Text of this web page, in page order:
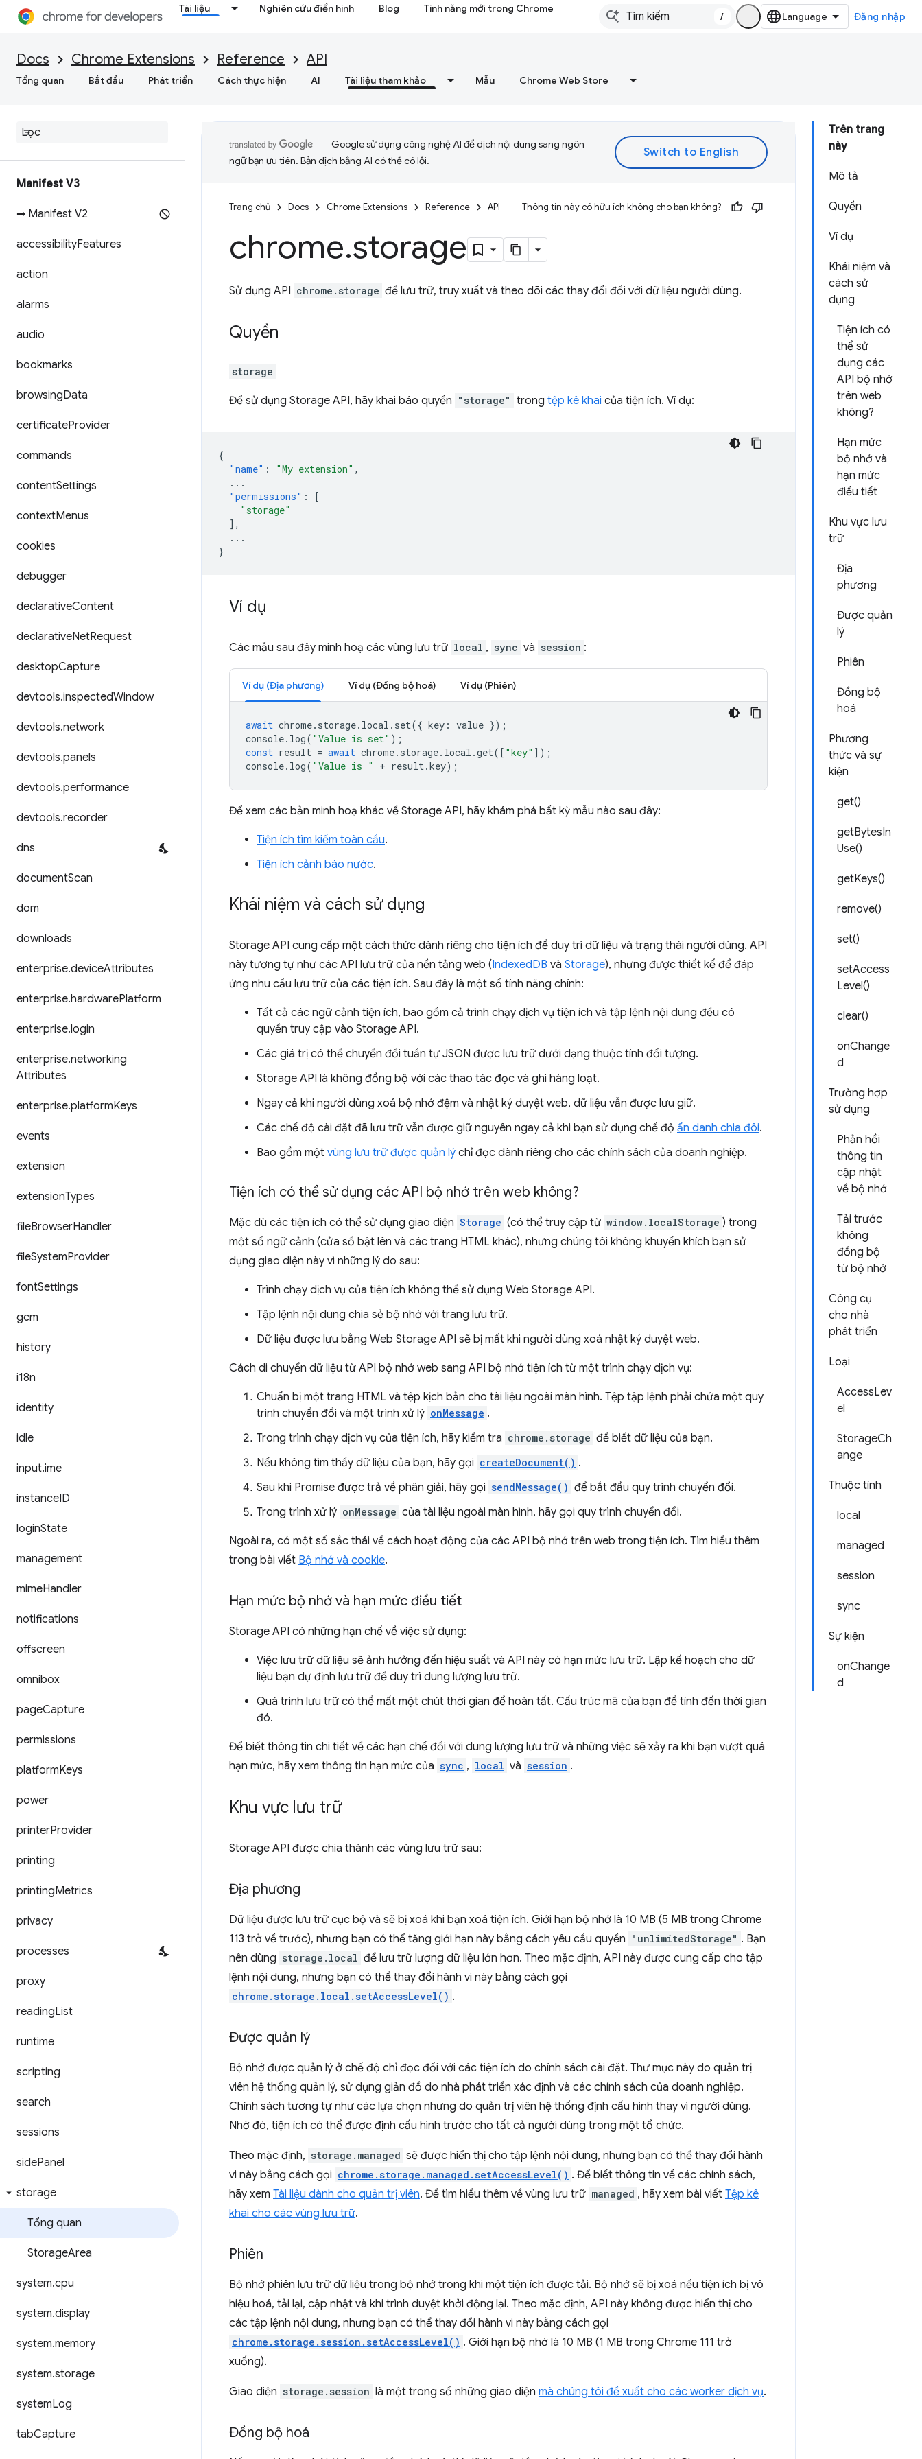
Tài liệu Nghiên cứu điển hình Blog Tính năng mới trong Chrome
/ Đăng nhập
Docs Chrome Extensions Reference API
Tổng quan Bắt đầu Phát triển Cách thực hiện AI Tài liệu tham khảo Mẫu Chrome Web Store
Manifest V3
➡ Manifest V2
accessibilityFeatures
action
alarms
audio
bookmarks
browsingData
certificateProvider
commands
contentSettings
contextMenus
cookies
debugger
declarativeContent
declarativeNetRequest
desktopCapture
devtools.inspectedWindow
devtools.network
devtools.panels
devtools.performance
devtools.recorder
dns
documentScan
dom
downloads
enterprise.deviceAttributes
enterprise.hardwarePlatform
enterprise.login
enterprise.networking
Attributes
enterprise.platformKeys
events
extension
extensionTypes
fileBrowserHandler
fileSystemProvider
fontSettings
gcm
history
i18n
identity
idle
input.ime
instanceID
loginState
management
mimeHandler
notifications
offscreen
omnibox
pageCapture
permissions
platformKeys
power
printerProvider
printing
printingMetrics
privacy
processes
proxy
readingList
runtime
scripting
search
sessions
sidePanel
storage
Tổng quan
StorageArea
system.cpu
system.display
system.memory
system.storage
systemLog
tabCapture
Trên trang
này
Mô tả
Quyền
Ví dụ
Khái niệm và
cách sử
dụng
Tiện ích có
thể sử
dụng các
API bộ nhớ
trên web
không?
Hạn mức
bộ nhớ và
hạn mức
điều tiết
Khu vực lưu
trữ
Địa
phương
Được quản
lý
Phiên
Đồng bộ
hoá
Phương
thức và sự
kiện
get()
getBytesIn
Use()
getKeys()
remove()
set()
setAccess
Level()
clear()
onChange
d
Trường hợp
sử dụng
Phản hồi
thông tin
cập nhật
về bộ nhớ
Tải trước
không
đồng bộ
từ bộ nhớ
Công cụ
cho nhà
phát triển
Loại
AccessLev
el
StorageCh
ange
Thuộc tính
local
managed
session
sync
Sự kiện
onChange
d
Google sử dụng công nghệ AI để dịch nội dung sang ngôn
ngữ bạn ưu tiên. Bản dịch bằng AI có thể có lỗi.
Trang chủ Docs Chrome Extensions Reference API Thông tin này có hữu ích không cho bạn không?
chrome.storage
Sử dụng API chrome.storage để lưu trữ, truy xuất và theo dõi các thay đổi đối với dữ liệu người dùng.
Quyền
storage
Để sử dụng Storage API, hãy khai báo quyền "storage" trong tệp kê khai của tiện ích. Ví dụ:
{
"name" : "My extension" ,
...
"permissions" :
[
"storage"
],
...
}
Ví dụ
Các mẫu sau đây minh hoạ các vùng lưu trữ local , sync và session :
Ví dụ (Địa phương) Ví dụ (Đồng bộ hoá) Ví dụ (Phiên)
await chrome. storage. local . set({ key : value });
console. log( "Value is set" );
const result = await chrome. storage. local .get([ "key" ]);
console. log( "Value is " + result.key);
Để xem các bản minh hoạ khác về Storage API, hãy khám phá bất kỳ mẫu nào sau đây:
Tiện ích tìm kiếm toàn cầu.
Tiện ích cảnh báo nước.
Khái niệm và cách sử dụng
Storage API cung cấp một cách thức dành riêng cho tiện ích để duy trì dữ liệu và trạng thái người dùng. API
này tương tự như các API lưu trữ của nền tảng web (IndexedDB và Storage), nhưng được thiết kế để đáp
ứng nhu cầu lưu trữ của các tiện ích. Sau đây là một số tính năng chính:
Tất cả các ngữ cảnh tiện ích, bao gồm cả trình chạy dịch vụ tiện ích và tập lệnh nội dung đều có
quyền truy cập vào Storage API.
Các giá trị có thể chuyển đổi tuần tự JSON được lưu trữ dưới dạng thuộc tính đối tượng.
Storage API là không đồng bộ với các thao tác đọc và ghi hàng loạt.
Ngay cả khi người dùng xoá bộ nhớ đệm và nhật ký duyệt web, dữ liệu vẫn được lưu giữ.
Các chế độ cài đặt đã lưu trữ vẫn được giữ nguyên ngay cả khi bạn sử dụng chế độ ẩn danh chia đôi.
Bao gồm một vùng lưu trữ được quản lý chỉ đọc dành riêng cho các chính sách của doanh nghiệp.
Tiện ích có thể sử dụng các API bộ nhớ trên web không?
Mặc dù các tiện ích có thể sử dụng giao diện Storage (có thể truy cập từ window.localStorage ) trong
một số ngữ cảnh (cửa sổ bật lên và các trang HTML khác), nhưng chúng tôi không khuyến khích bạn sử
dụng giao diện này vì những lý do sau:
Trình chạy dịch vụ của tiện ích không thể sử dụng Web Storage API.
Tập lệnh nội dung chia sẻ bộ nhớ với trang lưu trữ.
Dữ liệu được lưu bằng Web Storage API sẽ bị mất khi người dùng xoá nhật ký duyệt web.
Cách di chuyển dữ liệu từ API bộ nhớ web sang API bộ nhớ tiện ích từ một trình chạy dịch vụ:
Chuẩn bị một trang HTML và tệp kịch bản cho tài liệu ngoài màn hình. Tệp tập lệnh phải chứa một quy
trình chuyển đổi và một trình xử lý onMessage .
Trong trình chạy dịch vụ của tiện ích, hãy kiểm tra chrome.storage để biết dữ liệu của bạn.
Nếu không tìm thấy dữ liệu của bạn, hãy gọi createDocument() .
Sau khi Promise được trả về phân giải, hãy gọi sendMessage() để bắt đầu quy trình chuyển đổi.
Trong trình xử lý onMessage của tài liệu ngoài màn hình, hãy gọi quy trình chuyển đổi.
Ngoài ra, có một số sắc thái về cách hoạt động của các API bộ nhớ trên web trong tiện ích. Tìm hiểu thêm
trong bài viết Bộ nhớ và cookie.
Hạn mức bộ nhớ và hạn mức điều tiết
Storage API có những hạn chế về việc sử dụng:
Việc lưu trữ dữ liệu sẽ ảnh hưởng đến hiệu suất và API này có hạn mức lưu trữ. Lập kế hoạch cho dữ
liệu bạn dự định lưu trữ để duy trì dung lượng lưu trữ.
Quá trình lưu trữ có thể mất một chút thời gian để hoàn tất. Cấu trúc mã của bạn để tính đến thời gian
đó.
Để biết thông tin chi tiết về các hạn chế đối với dung lượng lưu trữ và những việc sẽ xảy ra khi bạn vượt quá
hạn mức, hãy xem thông tin hạn mức của sync , local và session .
Khu vực lưu trữ
Storage API được chia thành các vùng lưu trữ sau:
Địa phương
Dữ liệu được lưu trữ cục bộ và sẽ bị xoá khi bạn xoá tiện ích. Giới hạn bộ nhớ là 10 MB (5 MB trong Chrome
113 trở về trước), nhưng bạn có thể tăng giới hạn này bằng cách yêu cầu quyền "unlimitedStorage" . Bạn
nên dùng storage.local để lưu trữ lượng dữ liệu lớn hơn. Theo mặc định, API này được cung cấp cho tập
lệnh nội dung, nhưng bạn có thể thay đổi hành vi này bằng cách gọi
chrome.storage.local.setAccessLevel() .
Được quản lý
Bộ nhớ được quản lý ở chế độ chỉ đọc đối với các tiện ích do chính sách cài đặt. Thư mục này do quản trị
viên hệ thống quản lý, sử dụng giản đồ do nhà phát triển xác định và các chính sách của doanh nghiệp.
Chính sách tương tự như các lựa chọn nhưng do quản trị viên hệ thống định cấu hình thay vì người dùng.
Nhờ đó, tiện ích có thể được định cấu hình trước cho tất cả người dùng trong một tổ chức.
Theo mặc định, storage.managed sẽ được hiển thị cho tập lệnh nội dung, nhưng bạn có thể thay đổi hành
vi này bằng cách gọi chrome.storage.managed.setAccessLevel() . Để biết thông tin về các chính sách,
hãy xem Tài liệu dành cho quản trị viên. Để tìm hiểu thêm về vùng lưu trữ managed , hãy xem bài viết Tệp kê
khai cho các vùng lưu trữ.
Phiên
Bộ nhớ phiên lưu trữ dữ liệu trong bộ nhớ trong khi một tiện ích được tải. Bộ nhớ sẽ bị xoá nếu tiện ích bị vô
hiệu hoá, tải lại, cập nhật và khi trình duyệt khởi động lại. Theo mặc định, API này không được hiển thị cho
các tập lệnh nội dung, nhưng bạn có thể thay đổi hành vi này bằng cách gọi
chrome.storage.session.setAccessLevel() . Giới hạn bộ nhớ là 10 MB (1 MB trong Chrome 111 trở
xuống).
Giao diện storage.session là một trong số những giao diện mà chúng tôi đề xuất cho các worker dịch vụ.
Đồng bộ hoá